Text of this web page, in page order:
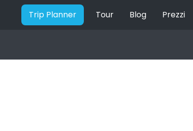
Trip Planner Tour Blog Prezzi